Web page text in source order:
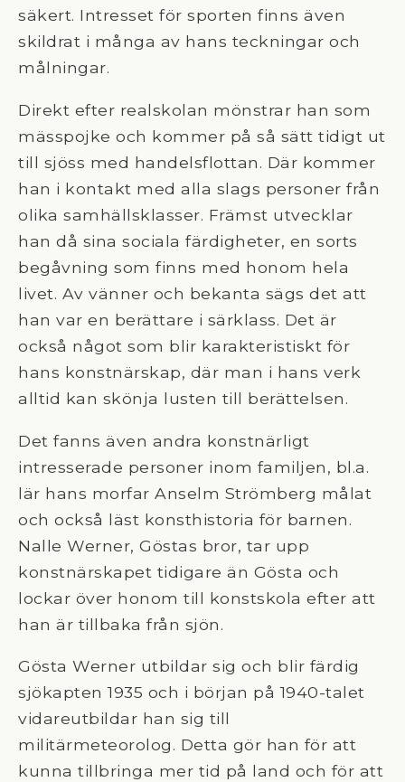
säkert. Intresset för sporten finns även
skildrat i många av hans teckningar och
målningar.
Direkt efter realskolan mönstrar han som
mässpojke och kommer på så sätt tidigt ut
till sjöss med handelsflottan. Där kommer
han i kontakt med alla slags personer från
olika samhällsklasser. Främst utvecklar
han då sina sociala färdigheter, en sorts
begåvning som finns med honom hela
livet. Av vänner och bekanta sägs det att
han var en berättare i särklass. Det är
också något som blir karakteristiskt för
hans konstnärskap, där man i hans verk
alltid kan skönja lusten till berättelsen.
Det fanns även andra konstnärligt
intresserade personer inom familjen, bl.a.
lär hans morfar Anselm Strömberg målat
och också läst konsthistoria för barnen.
Nalle Werner, Göstas bror, tar upp
konstnärskapet tidigare än Gösta och
lockar över honom till konstskola efter att
han är tillbaka från sjön.
Gösta Werner utbildar sig och blir färdig
sjökapten 1935 och i början på 1940-talet
vidareutbildar han sig till
militärmeteorolog. Detta gör han för att
kunna tillbringa mer tid på land och för att